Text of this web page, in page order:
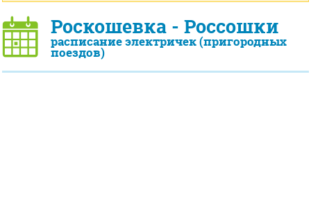
Роскошевка - Россошки
расписание электричек (пригородных
поездов)